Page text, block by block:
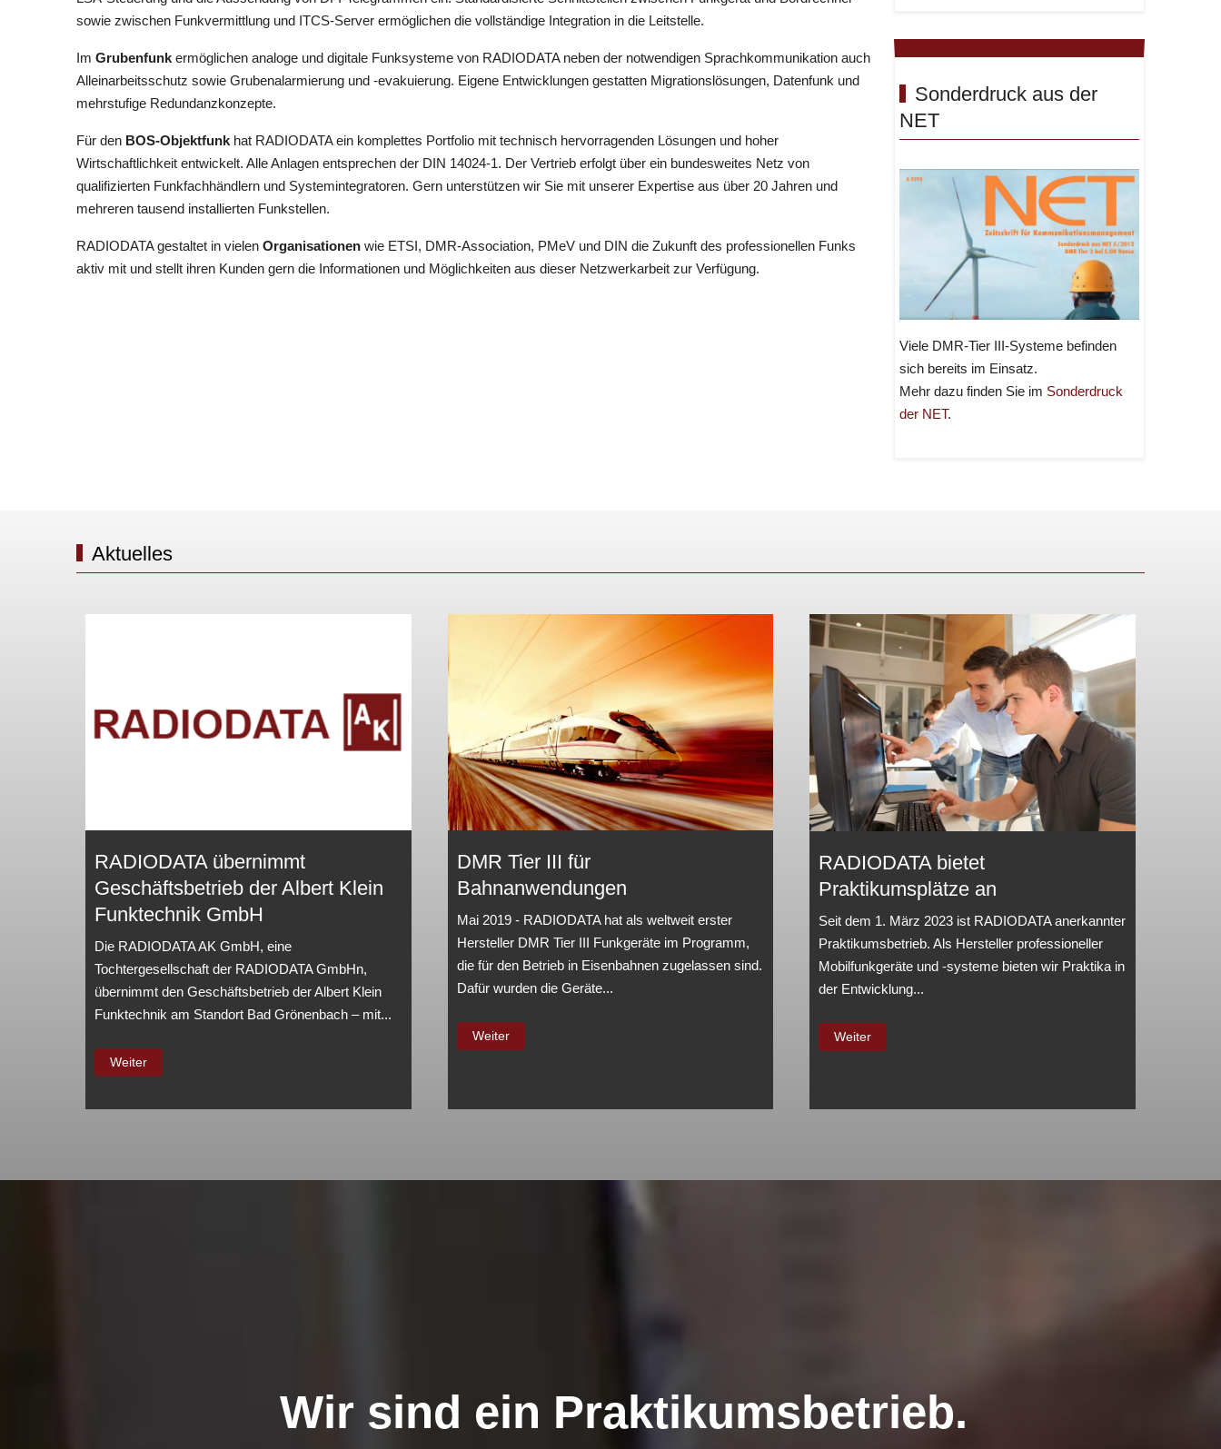
sowie zwischen Funkvermittlung und ITCS-Server ermöglichen die vollständige Integration in die Leitstelle.
Im Grubenfunk ermöglichen analoge und digitale Funksysteme von RADIODATA neben der notwendigen Sprachkommunikation auch
Alleinarbeitsschutz sowie Grubenalarmierung und -evakuierung. Eigene Entwicklungen gestatten Migrationslösungen, Datenfunk und
mehrstufige Redundanzkonzepte.
Für den BOS-Objektfunk hat RADIODATA ein komplettes Portfolio mit technisch hervorragenden Lösungen und hoher
Wirtschaftlichkeit entwickelt. Alle Anlagen entsprechen der DIN 14024-1. Der Vertrieb erfolgt über ein bundesweites Netz von
qualifizierten Funkfachhändlern und Systemintegratoren. Gern unterstützen wir Sie mit unserer Expertise aus über 20 Jahren und
mehreren tausend installierten Funkstellen.
RADIODATA gestaltet in vielen Organisationen wie ETSI, DMR-Association, PMeV und DIN die Zukunft des professionellen Funks
aktiv mit und stellt ihren Kunden gern die Informationen und Möglichkeiten aus dieser Netzwerkarbeit zur Verfügung.
Sonderdruck aus der
NET
Viele DMR-Tier III-Systeme befinden
sich bereits im Einsatz.
Mehr dazu finden Sie im Sonderdruck
der NET.
Aktuelles
RADIODATA übernimmt
Geschäftsbetrieb der Albert Klein
Funktechnik GmbH
Die RADIODATA AK GmbH, eine
Tochtergesellschaft der RADIODATA GmbHn,
übernimmt den Geschäftsbetrieb der Albert Klein
Funktechnik am Standort Bad Grönenbach – mit...
Weiter
DMR Tier III für
Bahnanwendungen
Mai 2019 - RADIODATA hat als weltweit erster
Hersteller DMR Tier III Funkgeräte im Programm,
die für den Betrieb in Eisenbahnen zugelassen sind.
Dafür wurden die Geräte...
Weiter
RADIODATA bietet
Praktikumsplätze an
Seit dem 1. März 2023 ist RADIODATA anerkannter
Praktikumsbetrieb. Als Hersteller professioneller
Mobilfunkgeräte und -systeme bieten wir Praktika in
der Entwicklung...
Weiter
Wir sind ein Praktikumsbetrieb.